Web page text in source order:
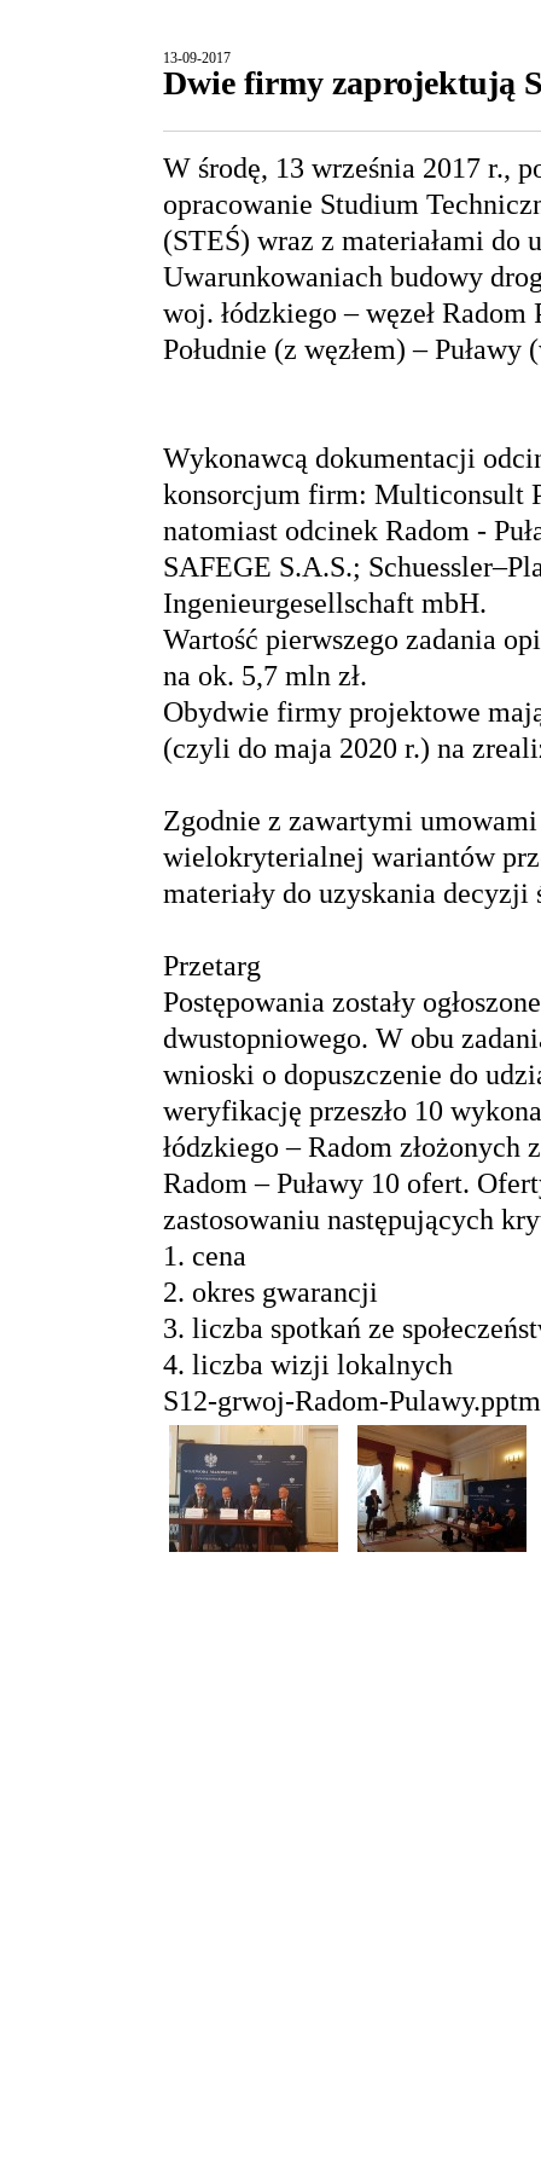
13-09-2017
Dwie firmy zaprojektują
W środę, 13 września 2017 r.,
opracowanie Studium
(STEŚ) wraz z materiałami do
Uwarunkowaniach budowy
woj. łódzkiego – węzeł Radom
Południe (z węzłem) –
Wykonawcą dokumentacji
konsorcjum firm: Multiconsult
natomiast odcinek Radom -
SAFEGE S.A.S.;
Ingenieurgesellschaft mbH.
Wartość pierwszego zadania
na ok. 5,7 mln zł.
Obydwie firmy projektowe
(czyli do maja 2020 r.) na
Zgodnie z zawartymi
wielokryterialnej wariantów
materiały do uzyskania decyzji
Przetarg
Postępowania zostały
dwustopniowego. W obu
wnioski o dopuszczenie do
weryfikację przeszło 10
łódzkiego – Radom złożonych
Radom – Puławy 10 ofert.
zastosowaniu następujących
1. cena
2. okres gwarancji
3. liczba spotkań ze
4. liczba wizji lokalnych
S12-grwoj-Radom-